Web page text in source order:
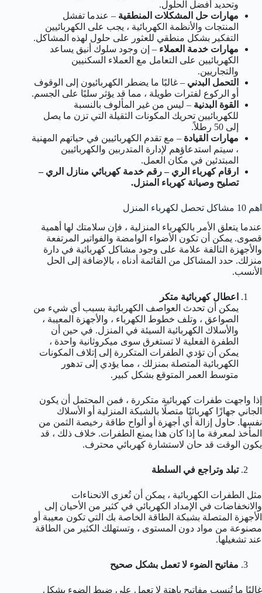
وتحديد أفضل الحلول.
مهارات حل المشكلات المنطقية – عندما تفشل
المنتجات والأنظمة الكهربائية ، يجب على الكهربائيين
التفكير بشكل منطقي للعثور على حلول لهذه المشاكل.
مهارات خدمة العملاء – إن وجود سلوك أنيق يساعد
الكهربائيين على التعامل مع العملاء السكنيين
والتجاريين.
التحمل البدني – غالبًا ما يضطر الكهربائيون إلى الوقوف
أو الركوع لفترات طويلة ، مما قد يؤثر سلبًا على الجسم.
القوة البدنية – ليس من غير المألوف بالنسبة
للكهربائيين تحريك المكونات الثقيلة التي تزن ما يصل
إلى 50 رطلاً.
مهارات القيادة – مع تقدم الكهربائيين في حياتهم المهنية
، سيتم استدعاؤهم لإدارة المتدربين والكهربائيين
المبتدئين في مكان العمل.
ارقام كهرباء الري – رقم خدمة كهربائي منازل الري –
تصليح وصيانة كهرباء المنزل.
اهم 10 مشاكل تحصل لكهرباء المنزل
عندما يتعلق الأمر بالكهرباء المنزلية ، فإن سلامتك لها أهمية
قصوى. يمكن أن تكون الأضواء الوامضة والفواتير المرتفعة
والأجهزة التالفة علامة على وجود مشاكل كهربائية في دارة
منزلك. حدد المشاكل من القائمة أدناه ، بالإضافة إلى الحل
الأنسب.
اعطال كهربائية متكر
يمكن أن تحدث العواصف الكهربائية بسبب أي شيء من
الصواعق ، وتلف خطوط الكهرباء ، والأجهزة المعيبة ،
والأسلاك الكهربائية السيئة في المنزل. في حين أن
الطفرة الفعلية لا تستغرق سوى ميكروثانية واحدة ،
يمكن أن تؤدي الطفرات المتكررة إلى إتلاف المكونات
الكهربائية المتصلة بمنزلك ، مما يؤدي إلى تدهور
متوسط ​​العمر المتوقع بشكل كبير.
إذا واجهت طفرات كهربائية متكررة ، فمن المحتمل أن يكون
الجاني جهازًا كهربائيًا متصلًا بالشبكة المنزلية أو الأسلاك
نفسها. حاول إزالة أي أجهزة أو ألواح طاقة رخيصة الثمن من
المأخذ لمعرفة ما إذا كان هذا يمنع الطفرات. خلاف ذلك ، قد
يكون الوقت قد حان لاستشارة كهربائي محترف.
تبلد وتراجع في السلطة
مثل الطفرات الكهربائية ، يمكن أن تُعزى الانحناءات
والانخفاضات في الإمداد الكهربائي في كثير من الأحيان إلى
الأجهزة المتصلة بشبكة الطاقة الخاصة بك التي تكون معيبة أو
مصنوعة من مواد دون المستوى ، وتستهلك الكثير من الطاقة
عند تشغيلها.
مفاتيح الضوء لا تعمل بشكل صحيح
غالبًا ما تُنسب مفاتيح باهتة لا تعمل على ضبط الضوء بشكل